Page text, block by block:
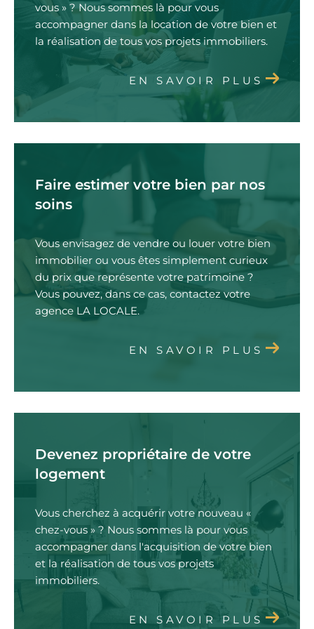
vous » ? Nous sommes là pour vous
accompagner dans la location de votre bien et
la réalisation de tous vos projets immobiliers.
EN SAVOIR PLUS
Faire estimer votre bien par nos
soins
Vous envisagez de vendre ou louer votre bien
immobilier ou vous êtes simplement curieux
du prix que représente votre patrimoine ?
Vous pouvez, dans ce cas, contactez votre
agence LA LOCALE.
EN SAVOIR PLUS
Devenez propriétaire de votre
logement
Vous cherchez à acquérir votre nouveau «
chez-vous » ? Nous sommes là pour vous
accompagner dans l'acquisition de votre bien
et la réalisation de tous vos projets
immobiliers.
EN SAVOIR PLUS